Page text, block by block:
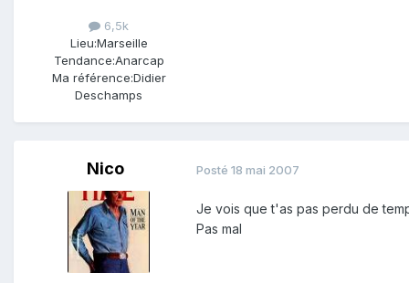
6,5k
Lieu:Marseille
Tendance:Anarcap
Ma référence:Didier
Deschamps
Nico Posté 18 mai 2007
Je vois que t'as pas perdu de
Pas mal